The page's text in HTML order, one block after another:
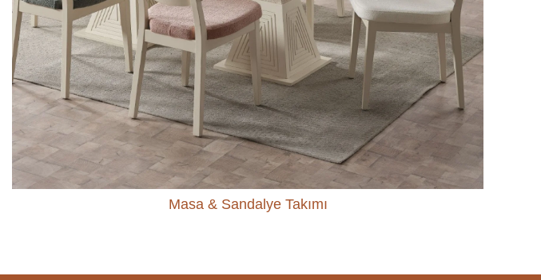
Masa & Sandalye Takımı